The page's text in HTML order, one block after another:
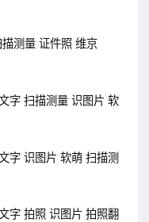
描测量 证件照 维京
字 扫描测量 识图片 软
字 识图片 软萌 扫描测
字 拍照 识图片 拍照翻